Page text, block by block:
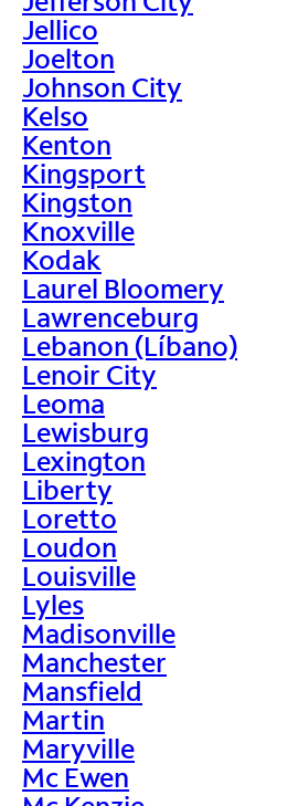
Jellico
Joelton
Johnson City
Kelso
Kenton
Kingsport
Kingston
Knoxville
Kodak
Laurel Bloomery
Lawrenceburg
Lebanon (Líbano)
Lenoir City
Leoma
Lewisburg
Lexington
Liberty
Loretto
Loudon
Louisville
Lyles
Madisonville
Manchester
Mansfield
Martin
Maryville
Mc Ewen